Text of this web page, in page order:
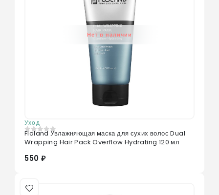
Нет в наличии
Уход
0из 5
Floland Увлажняющая маска для сухих волос Dual
Wrapping Hair Pack Overflow Hydrating 120 мл
550 ₽